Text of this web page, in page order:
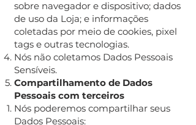
sobre navegador e dispositivo; dados
de uso da Loja; e informações
coletadas por meio de cookies, pixel
tags e outras tecnologias.
Nós não coletamos Dados Pessoais
Sensíveis.
Compartilhamento de Dados
Pessoais com terceiros
Nós poderemos compartilhar seus
Dados Pessoais: